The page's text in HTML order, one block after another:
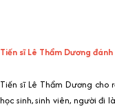
Tiến sĩ Lê Thẩm Dương
Tiến sĩ Lê Thẩm Dương
học sinh, sinh viên, người đi